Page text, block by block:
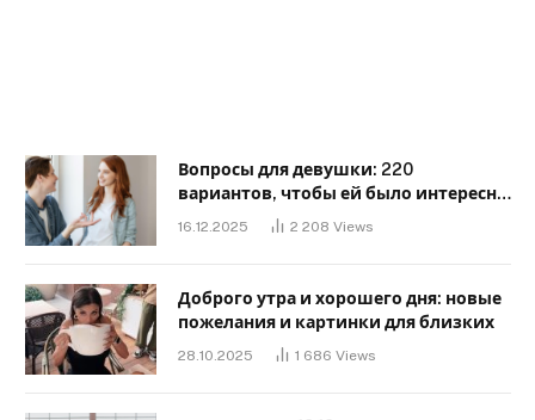
Вопросы для девушки: 220
вариантов, чтобы ей было интересно
16.12.2025 2 208 Views
Доброго утра и хорошего дня: новые
пожелания и картинки для близких
28.10.2025 1 686 Views